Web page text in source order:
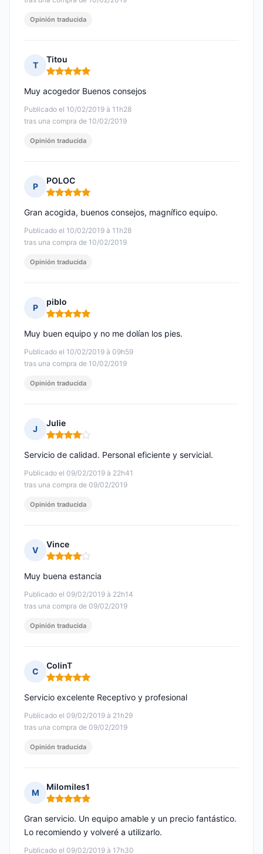
Opinión traducida
T
Titou
Nota: 5 de 5
Publicado el 10/02/2019 à 11h28
tras una compra de 10/02/2019
Muy acogedor Buenos consejos
Opinión traducida
P
POLOC
Nota: 5 de 5
Publicado el 10/02/2019 à 11h28
tras una compra de 10/02/2019
Gran acogida, buenos consejos, magnífico equipo.
Opinión traducida
P
piblo
Nota: 5 de 5
Publicado el 10/02/2019 à 09h59
tras una compra de 10/02/2019
Muy buen equipo y no me dolían los pies.
Opinión traducida
J
Julie
Nota: 4 de 5
Publicado el 09/02/2019 à 22h41
tras una compra de 09/02/2019
Servicio de calidad. Personal eficiente y servicial.
Opinión traducida
V
Vince
Nota: 4 de 5
Publicado el 09/02/2019 à 22h14
tras una compra de 09/02/2019
Muy buena estancia
Opinión traducida
C
ColinT
Nota: 5 de 5
Publicado el 09/02/2019 à 21h29
tras una compra de 09/02/2019
Servicio excelente Receptivo y profesional
Opinión traducida
M
Milomiles1
Nota: 5 de 5
Publicado el 09/02/2019 à 17h30
Gran servicio. Un equipo amable y un precio fantástico.
Lo recomiendo y volveré a utilizarlo.